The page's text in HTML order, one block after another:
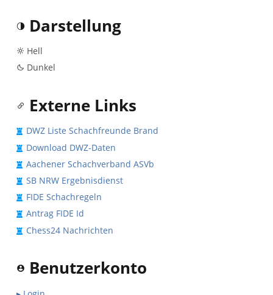
Darstellung
Hell
Dunkel
Externe Links
DWZ Liste Schachfreunde Brand
Download DWZ-Daten
Aachener Schachverband ASVb
SB NRW Ergebnisdienst
FIDE Schachregeln
Antrag FIDE Id
Chess24 Nachrichten
Benutzerkonto